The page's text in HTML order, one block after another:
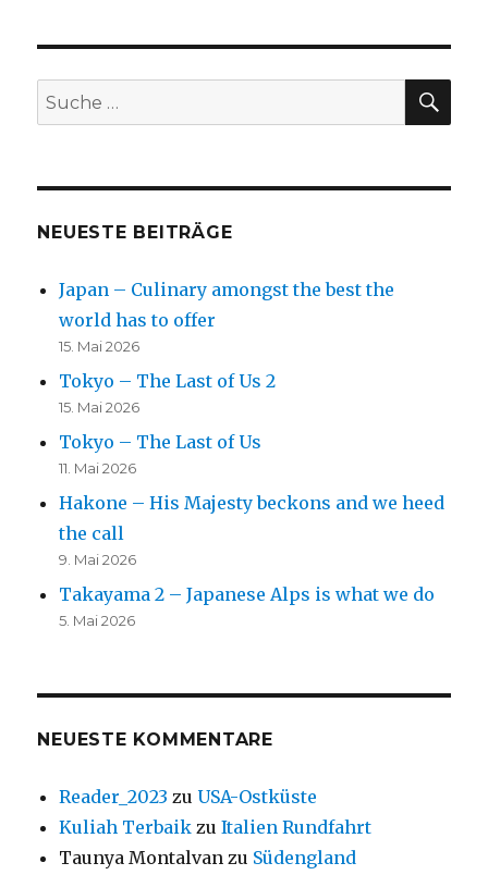
NEUESTE BEITRÄGE
Japan – Culinary amongst the best the
world has to offer
15. Mai 2026
Tokyo – The Last of Us 2
15. Mai 2026
Tokyo – The Last of Us
11. Mai 2026
Hakone – His Majesty beckons and we heed
the call
9. Mai 2026
Takayama 2 – Japanese Alps is what we do
5. Mai 2026
NEUESTE KOMMENTARE
Reader_2023 zuUSA-Ostküste
Kuliah Terbaik zuItalien Rundfahrt
Taunya Montalvan zu Südengland